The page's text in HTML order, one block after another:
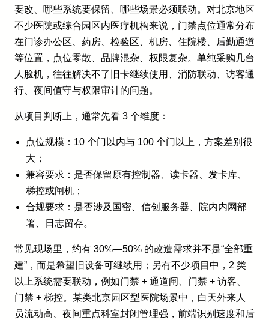
要改、哪些系统要保留、哪些场景必须联动。对北京地区
不少医院或综合园区内医疗机构来说，门禁点位通常分布
在门诊办公区、药房、检验区、机房、住院楼、后勤通道
等位置，点位零散、品牌混杂、权限复杂。单纯采购几台
人脸机，往往解决不了旧卡继续使用、消防联动、访客通
行、夜间值守与权限审计的问题。
从项目判断上，通常先看 3 个维度：
点位规模：10 个门以内与 100 个门以上，方案差别很
大；
兼容要求：是否保留原有控制器、读卡器、发卡库、
梯控或闸机；
合规要求：是否涉及国密、信创服务器、院内内网部
署、日志留存。
常见现场里，约有 30%—50% 的改造需求并不是“全部重
建”，而是希望旧设备可继续用；另有不少项目中，2 类
以上系统需要联动，例如门禁 + 通道闸、门禁 + 访客、
门禁 + 梯控。某类北京园区型医院场景中，白天外来人
员流动高、夜间重点科室封闭管理强，前端识别速度和后